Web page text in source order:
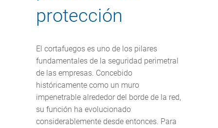
protección
El cortafuegos es uno de los pilares
fundamentales de la seguridad perimetral
de las empresas. Concebido
históricamente como un muro
impenetrable alrededor del borde de la red,
su función ha evolucionado
considerablemente desde entonces. Para